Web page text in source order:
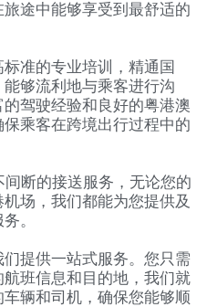
途中能够享受到最舒适的
准的专业培训，精通国
够流利地与乘客进行沟
驾驶经验和良好的粤港澳
乘客在跨境出行过程中的
断的接送服务，无论您的
场，我们都能为您提供及
。
提供一站式服务。您只需
班信息和目的地，我们就
辆和司机，确保您能够顺